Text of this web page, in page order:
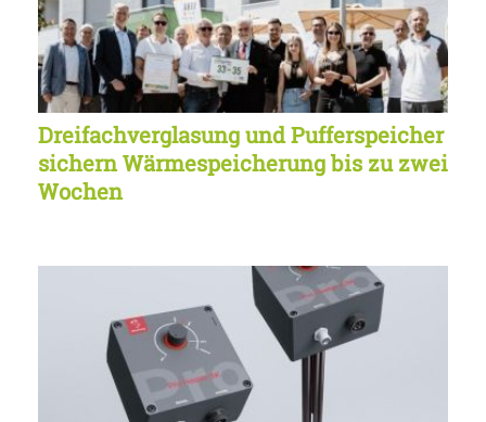
Dreifachverglasung und Pufferspeicher
sichern Wärmespeicherung bis zu zwei
Wochen